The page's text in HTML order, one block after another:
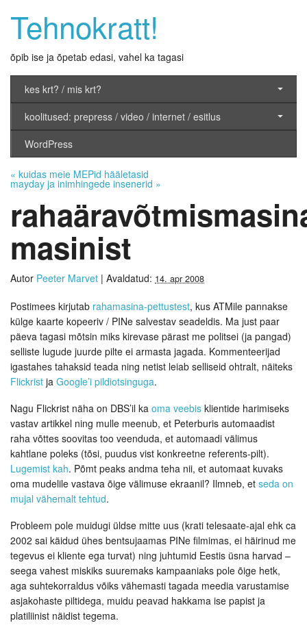
Tehnokratt!
õpib ise ja õpetab edasi, vahel ka tagasi
kes krt? / mis krt?
koolitused: prepress / video / internet / esitlus
WordPress
« kuidas meie MEPid hääletasid
mayday ja inimhingede insenerid »
masinist
Autor Peeter Marvet | Avaldatud: 14. apr 2008
Postimees kirjutab rahamasina-pettustest, kus ATMile pannakse
külge kaarte kopeeriv / PINe salvestav seadeldis. Ma just paar
päeva tagasi mõtsin miks kirevase pärast me politsei (ja pangad)
selliste lugude juurde pilte ei armasta jagada. Kommenteerijad
igastahes tahaksid teada ning netist leiab selliseid ohtralt, näiteks
Flickrist ja Google’i pildiotsinguga.
Nagu Flickrist näha on DBS’il ka oma veebis klientide harimiseks
vastav artikkel ning mulle meenub, et Peterburis automaadist
raha võttes soovitas too veenduda, et automaadi välimus
kahtlane poleks (tõsi, puudus vist konkreetne referents-pilt).
Lugemist kah. Põmt peaks andma teha nii, et automaat kuvaks
oma mudelile vastava õige välimuse ekraanil? Ilmneb, et seda on
mujal vähemalt tehtud.
Probleem pole muidugi üldse mitte uus (krati telesaate-ajal ehk ca
2002 sai käidud ühes bentsujaamas PINe filmimas, ei häirinud me
tegevus ei kliente ega turvat) ning juhtumid Eestis üsna harvad –
seega vahest miskiks suuremaks kampaaniaks pole õige hetk,
aga suhtekorraldus võiks vähemasti tagada meedia varustamise
asjakohaste piltidega, muidu peavad hakkama ise papist ja
platiliinist näidist tegema.